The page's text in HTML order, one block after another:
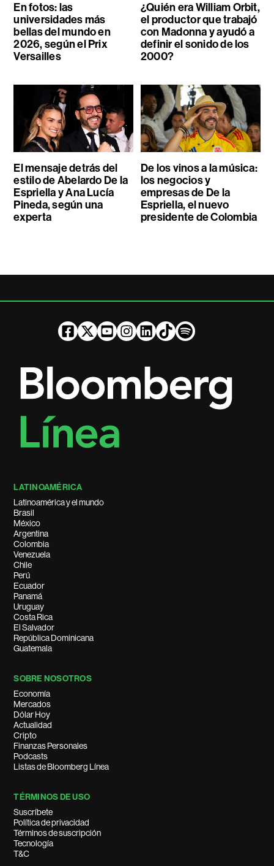
En fotos: las
universidades más
bellas del mundo en
2026, según el Prix
Versailles
¿Quién era William Orbit,
el productor que trabajó
con Madonna y ayudó a
definir el sonido de los
2000?
El mensaje detrás del
estilo de Abelardo De la
Espriella y Ana Lucía
Pineda, según una
experta
De los vinos a la música:
los negocios y
empresas de De la
Espriella, el nuevo
presidente de Colombia
LATINOAMÉRICA
Latinoamérica y el mundo
Brasil
México
Argentina
Colombia
Venezuela
Chile
Perú
Ecuador
Panamá
Uruguay
Costa Rica
El Salvador
República Dominicana
Guatemala
SOBRE NOSOTROS
Economía
Mercados
Dólar Hoy
Actualidad
Cripto
Finanzas Personales
Podcasts
Listas de Bloomberg Línea
TÉRMINOS DE USO
Suscríbete
Política de privacidad
Términos de suscripción
Tecnología
T&C